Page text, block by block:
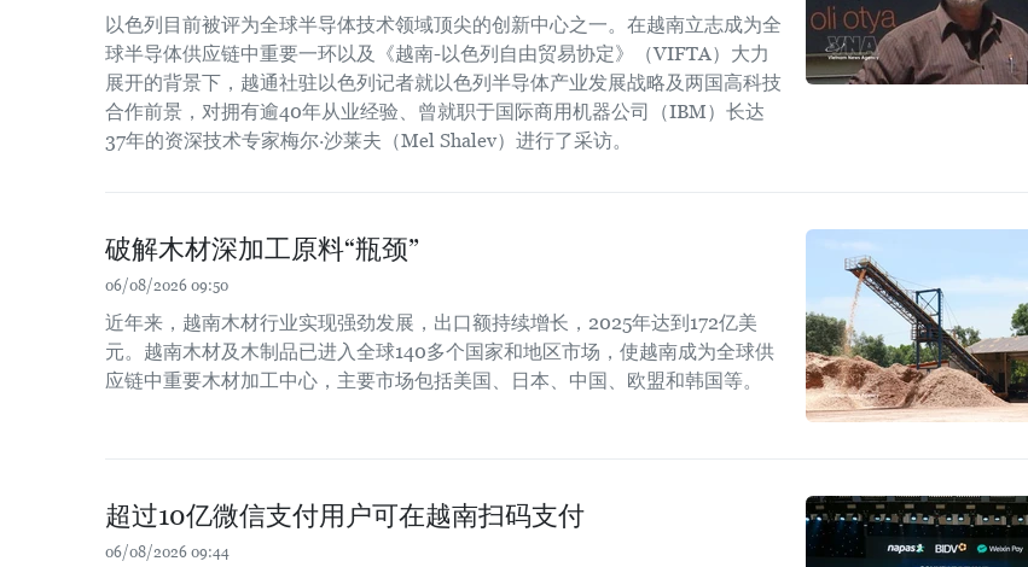
以色列目前被评为全球半导体技术领域顶尖的创新中心之一。在越南立志成为全
球半导体供应链中重要一环以及《越南-以色列自由贸易协定》（VIFTA）大力
展开的背景下，越通社驻以色列记者就以色列半导体产业发展战略及两国高科技
合作前景，对拥有逾40年从业经验、曾就职于国际商用机器公司（IBM）长达
37年的资深技术专家梅尔·沙莱夫（Mel Shalev）进行了采访。
破解木材深加工原料“瓶颈”
06/08/2026 09:50
近年来，越南木材行业实现强劲发展，出口额持续增长，2025年达到172亿美
元。越南木材及木制品已进入全球140多个国家和地区市场，使越南成为全球供
应链中重要木材加工中心，主要市场包括美国、日本、中国、欧盟和韩国等。
超过10亿微信支付用户可在越南扫码支付
06/08/2026 09:44